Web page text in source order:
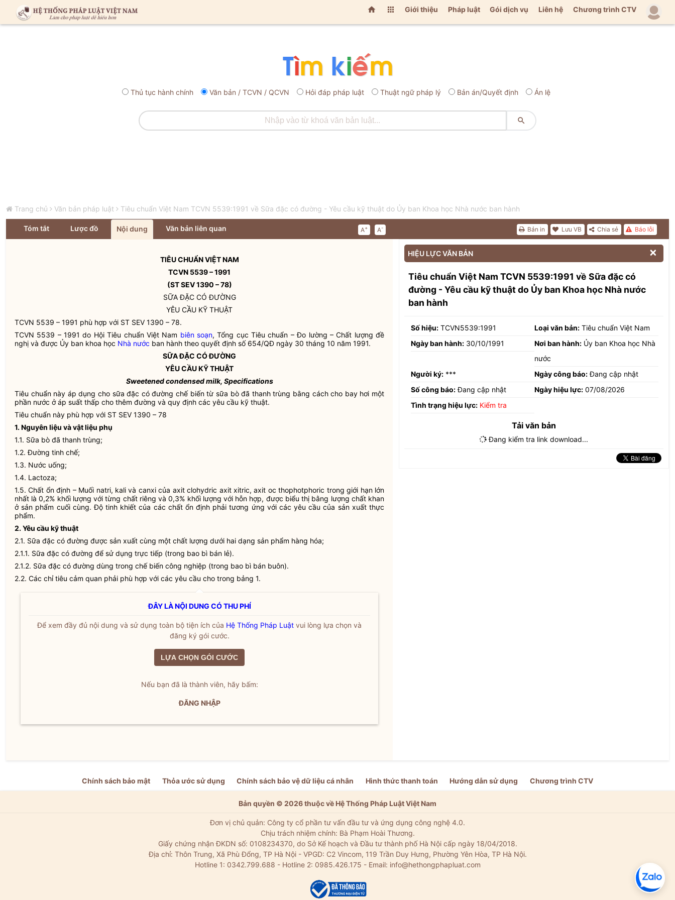
  Giới thiệu Pháp luật Gói dịch vụ Liên hệ Chương trình CTV
Thủ tục hành chính Văn bản / TCVN / QCVN Hỏi đáp pháp luật Thuật ngữ pháp lý Bản án/Quyết định Án lệ

Trang chủ Văn bản pháp luật Tiêu chuẩn Việt Nam TCVN 5539:1991 về Sữa đặc có đường - Yêu cầu kỹ thuật do Ủy ban Khoa học Nhà nước ban hành
Tóm tắt Lược đồ Nội dung Văn bản liên quan A+ A- Báo lỗi
Chia sẻ
Lưu VB
Bản in
TIÊU CHUẨN VIỆT NAM
TCVN 5539 – 1991
(ST SEV 1390 – 78)
SỮA ĐẶC CÓ ĐƯỜNG
YÊU CẦU KỸ THUẬT
TCVN 5539 – 1991 phù hợp với ST SEV 1390 – 78.
TCVN 5539 – 1991 do Hội Tiêu chuẩn Việt Nam biên soạn, Tổng cục Tiêu chuẩn – Đo lường – Chất lượng đề
nghị và được Ủy ban khoa học Nhà nước ban hành theo quyết định số 654/QĐ ngày 30 tháng 10 năm 1991.
SỮA ĐẶC CÓ ĐƯỜNG
YÊU CẦU KỸ THUẬT
Sweetened condensed milk, Specifications
Tiêu chuẩn này áp dụng cho sữa đặc có đường chế biến từ sữa bò đã thanh trùng bằng cách cho bay hơi một
phần nước ở áp suất thấp cho thêm đường và quy định các yêu cầu kỹ thuật.
Tiêu chuẩn này phù hợp với ST SEV 1390 – 78
1. Nguyên liệu và vật liệu phụ
1.1. Sữa bò đã thanh trùng;
1.2. Đường tinh chế;
1.3. Nước uống;
1.4. Lactoza;
1.5. Chất ổn định – Muối natri, kali và canxi của axit clohydric axit xitric, axit oc thophotphoric trong giới hạn lớn
nhất là 0,2% khối lượng với từng chất riêng và 0,3% khối lượng với hỗn hợp, được biểu thị bằng lượng chất khan
ở sản phẩm cuối cùng. Độ tinh khiết của các chất ổn định phải tương ứng với các yêu cầu của sản xuất thực
phẩm.
2. Yêu cầu kỹ thuật
2.1. Sữa đặc có đường được sản xuất cùng một chất lượng dưới hai dạng sản phẩm hàng hóa;
2.1.1. Sữa đặc có đường để sử dụng trực tiếp (trong bao bì bán lẻ).
2.1.2. Sữa đặc có đường dùng trong chế biến công nghiệp (trong bao bì bán buôn).
2.2. Các chỉ tiêu cảm quan phải phù hợp với các yêu cầu cho trong bảng 1.
ĐÂY LÀ NỘI DUNG CÓ THU PHÍ
Để xem đầy đủ nội dung và sử dụng toàn bộ tiện ích của Hệ Thống Pháp Luật vui lòng lựa chọn và
đăng ký gói cước.
LỰA CHỌN GÓI CƯỚC
Nếu bạn đã là thành viên, hãy bấm:
ĐĂNG NHẬP
HIỆU LỰC VĂN BẢN 
Tiêu chuẩn Việt Nam TCVN 5539:1991 về Sữa đặc có
đường - Yêu cầu kỹ thuật do Ủy ban Khoa học Nhà nước
ban hành
Số hiệu: TCVN5539:1991 Loại văn bản: Tiêu chuẩn Việt Nam
Ngày ban hành: 30/10/1991 Nơi ban hành: Ủy ban Khoa học Nhà
nước
Người ký: *** Ngày công báo:Đang cập nhật
Số công báo:Đang cập nhật Ngày hiệu lực: 07/08/2026
Tình trạng hiệu lực: Kiểm tra
Tải văn bản
Đang kiểm tra link download...
Chính sách bảo mật Thỏa ước sử dụng Chính sách bảo vệ dữ liệu cá nhân Hình thức thanh toán Hướng dẫn sử dụng Chương trình CTV
Bản quyền © 2026 thuộc về Hệ Thống Pháp Luật Việt Nam
Đơn vị chủ quản: Công ty cổ phần tư vấn đầu tư và ứng dụng công nghệ 4.0.
Chịu trách nhiệm chính: Bà Phạm Hoài Thương.
Giấy chứng nhận ĐKDN số: 0108234370, do Sở Kế hoạch và Đầu tư thành phố Hà Nội cấp ngày 18/04/2018.
Địa chỉ: Thôn Trung, Xã Phù Đổng, TP Hà Nội - VPGD: C2 Vincom, 119 Trần Duy Hưng, Phường Yên Hòa, TP Hà Nội.
Hotline 1: 0342.799.688 - Hotline 2: 0985.426.175 - Email: info@hethongphapluat.com